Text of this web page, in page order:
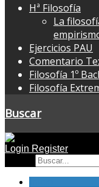
Hª Filosofía
La
Ejercicios PAU
Comentario
Filosofía 1º
Filosofía
Buscar
Login Register